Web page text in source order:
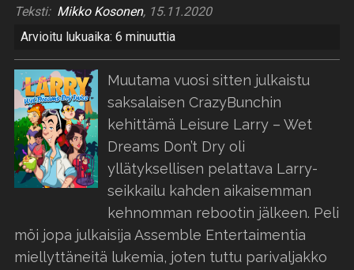
Teksti: Mikko Kosonen, 15.11.2020
Arvioitu lukuaika: 6 minuuttia
Muutama vuosi sitten julkaistu
saksalaisen CrazyBunchin
kehittämä Leisure Larry – Wet
Dreams Don’t Dry oli
yllätyksellisen pelattava Larry-
seikkailu kahden aikaisemman
kehnomman rebootin jälkeen. Peli
möi jopa julkaisija Assemble Entertaimentia
miellyttäneitä lukemia, joten tuttu parivaljakko